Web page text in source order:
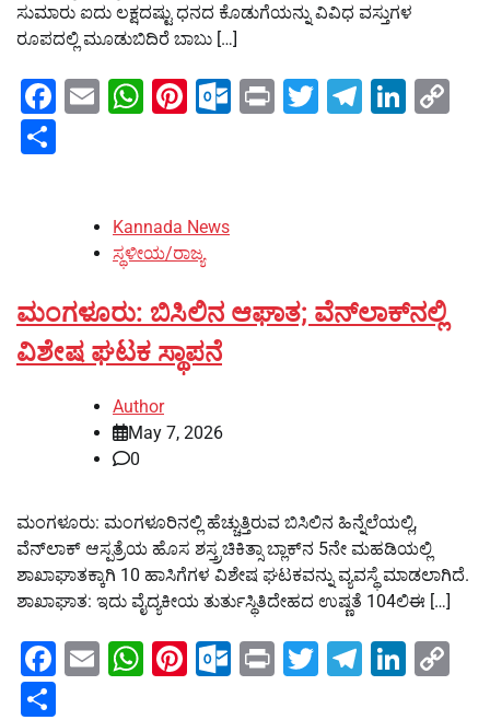
ಸುಮಾರು ಐದು ಲಕ್ಷದಷ್ಟು ಧನದ ಕೊಡುಗೆಯನ್ನು ವಿವಿಧ ವಸ್ತುಗಳ
ರೂಪದಲ್ಲಿ ಮೂಡುಬಿದಿರೆ ಬಾಬು […]
Facebook
EmailWhatsApp
Pinterest
Outlook.com
PrintTwitter
Kannada News
ಸ್ಥಳೀಯ/ರಾಜ್ಯ
ಮಂಗಳೂರು: ಬಿಸಿಲಿನ ಆಘಾತ; ವೆನ್‍ಲಾಕ್‍ನಲ್ಲಿ
ವಿಶೇಷ ಘಟಕ ಸ್ಥಾಪನೆ
Author
May 7, 2026
0
ಮಂಗಳೂರು: ಮಂಗಳೂರಿನಲ್ಲಿ ಹೆಚ್ಚುತ್ತಿರುವ ಬಿಸಿಲಿನ ಹಿನ್ನೆಲೆಯಲ್ಲಿ,
ವೆನ್‍ಲಾಕ್ ಆಸ್ಪತ್ರೆಯ ಹೊಸ ಶಸ್ತ್ರಚಿಕಿತ್ಸಾ ಬ್ಲಾಕ್‍ನ 5ನೇ ಮಹಡಿಯಲ್ಲಿ
ಶಾಖಾಘಾತಕ್ಕಾಗಿ 10 ಹಾಸಿಗೆಗಳ ವಿಶೇಷ ಘಟಕವನ್ನು ವ್ಯವಸ್ಥೆ ಮಾಡಲಾಗಿದೆ.
ಶಾಖಾಘಾತ: ಇದು ವೈದ್ಯಕೀಯ ತುರ್ತುಸ್ಥಿತಿದೇಹದ ಉಷ್ಣತೆ 104ಲಿಈ […]
Facebook
EmailWhatsApp
Pinterest
Outlook.com
PrintTwitter